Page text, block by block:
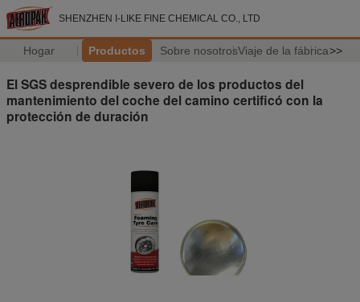
SHENZHEN I-LIKE FINE CHEMICAL CO., LTD
Hogar Productos Sobre nosotrosViaje de la fábrica>>
El SGS desprendible severo de los productos del
mantenimiento del coche del camino certificó con la
protección de duración